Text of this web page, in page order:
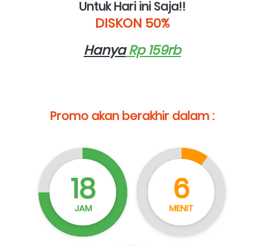
Untuk Hari ini Saja!!
DISKON 50%
Hanya Rp 159rb
Promo akan berakhir dalam :
18
JAM
6
MENIT